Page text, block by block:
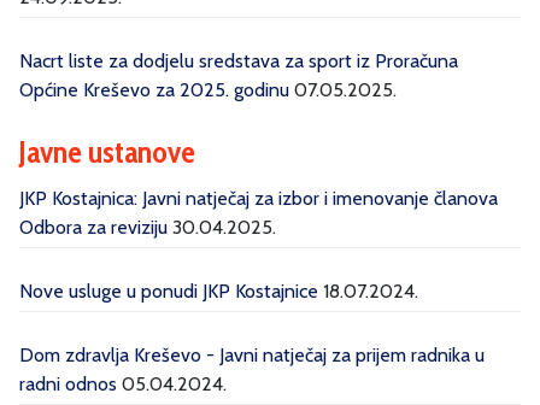
Nacrt liste za dodjelu sredstava za sport iz Proračuna
Općine Kreševo za 2025. godinu 07.05.2025.
Javne ustanove
JKP Kostajnica: Javni natječaj za izbor i imenovanje članova
Odbora za reviziju 30.04.2025.
Nove usluge u ponudi JKP Kostajnice 18.07.2024.
Dom zdravlja Kreševo - Javni natječaj za prijem radnika u
radni odnos 05.04.2024.